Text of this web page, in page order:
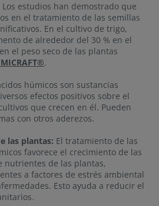
Los estudios han demostrado que
en el tratamiento de las semillas
En el cultivo de trigo,
de alrededor del 30 % en el
el peso seco de las plantas
.
húmicos son sustancias
efectos positivos sobre el
que crecen en él. Pueden
con otros aderezos.
las plantas: El tratamiento de las
favorece el crecimiento de las
nutrientes de las plantas,
a factores de estrés ambiental
Esto ayuda a reducir el